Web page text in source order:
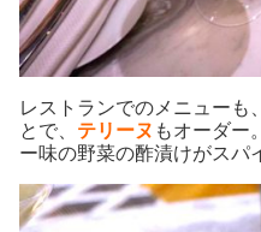
レストランでのメニューも
とで、 テリーヌ もオーダー
ー味の野菜の酢漬けがスパ